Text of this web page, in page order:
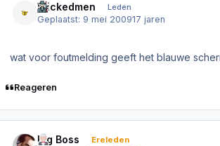
Wickedmen Leden
Geplaatst: 9 mei 200917 jaren
wat voor foutmelding geeft het blauwe
Reageren
Big Boss Ereleden